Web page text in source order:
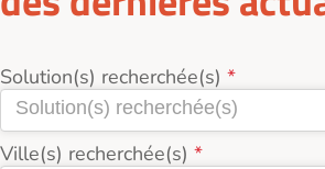
Solution(s) recherchée(s)
Ville(s) recherchée(s)